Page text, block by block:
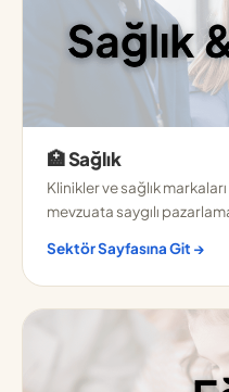
🏥 Sağlık
Klinikler ve sağlık
mevzuata saygılı
Sektör Sayfasına Git →